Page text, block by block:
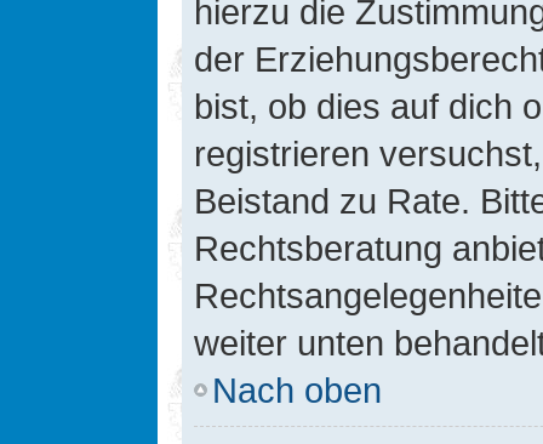
hierzu die
der
bist, ob dies auf dich
registrieren
Beistand zu Rate.
Rechtsberatung
weiter unten
Nach oben